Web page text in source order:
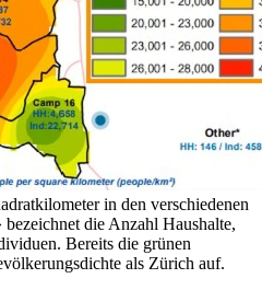
in den verschiedenen
die Anzahl Haushalte,
Bereits die grünen
als Zürich auf.